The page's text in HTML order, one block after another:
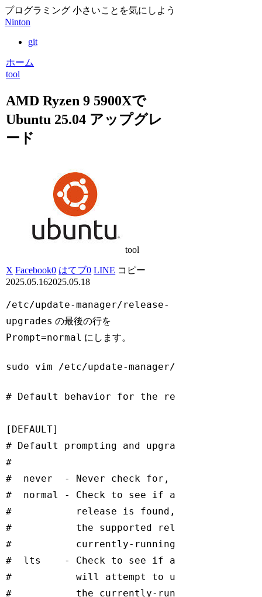
プログラミング 小さいことを気にしよう
Ninton
git
ホーム
tool
AMD Ryzen 9 5900Xで
Ubuntu 25.04 アップグレ
ード
tool
X Facebook0 はてブ0 LINE コピー
2025.05.162025.05.18
/etc/update-manager/release-
upgrades の最後の行を
Prompt=normal にします。
sudo vim /etc/update-manager/release-
# Default behavior for the release
[DEFAULT]
# Default prompting and upgrade behavior,
#
#  never  - Never check for, or allow
#  normal - Check to see if a new release
#           release is found, the release
#           the supported release that
#           currently-running release.
#  lts    - Check to see if a new LTS
#           will attempt to upgrade to the
#           the currently-running one.